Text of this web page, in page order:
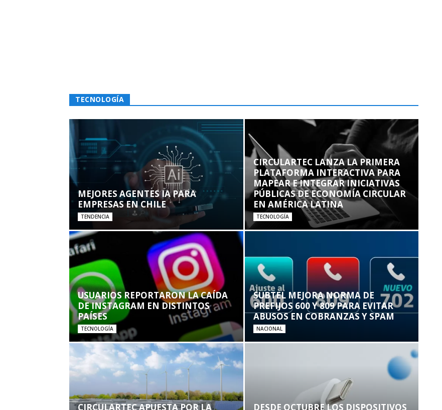
TECNOLOGÍA
MEJORES AGENTES IA PARA
EMPRESAS EN CHILE
TENDENCIA
CIRCULARTEC LANZA LA PRIMERA
PLATAFORMA INTERACTIVA PARA
MAPEAR E INTEGRAR INICIATIVAS
PÚBLICAS DE ECONOMÍA CIRCULAR
EN AMÉRICA LATINA
TECNOLOGÍA
USUARIOS REPORTARON LA CAÍDA
DE INSTAGRAM EN DISTINTOS
PAÍSES
TECNOLOGÍA
SUBTEL MEJORA NORMA DE
PREFIJOS 600 Y 809 PARA EVITAR
ABUSOS EN COBRANZAS Y SPAM
NACIONAL
CIRCULARTEC APUESTA POR LA DESDE OCTUBRE LOS DISPOSITIVOS